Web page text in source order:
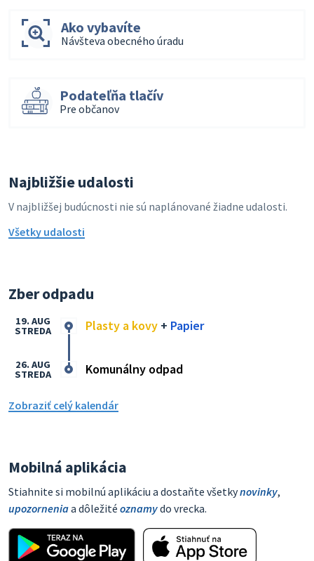
Ako vybavíte
Návšteva obecného úradu
Podateľňa tlačív
Pre občanov
Najbližšie udalosti
V najbližšej budúcnosti nie sú naplánované žiadne udalosti.
Všetky udalosti
Zber odpadu
Plasty a kovy + Papier
19. AUG
STREDA
Komunálny odpad
26. AUG
STREDA
Zobraziť celý kalendár
Mobilná aplikácia
Stiahnite si mobilnú aplikáciu a dostaňte všetkynovinky,
upozorneniaa dôležité oznamydo vrecka.